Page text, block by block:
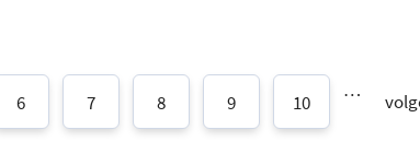
6 7 8 9 10
…